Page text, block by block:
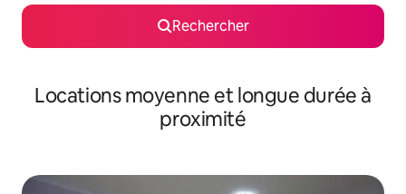
Rechercher
Locations moyenne et longue durée à
proximité